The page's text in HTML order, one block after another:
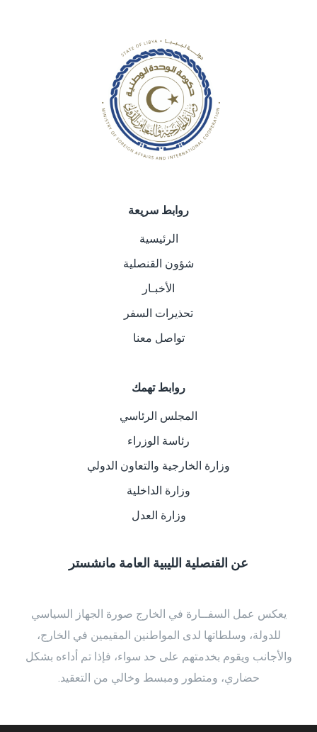
روابط سريعة
الرئيسية
شؤون القنصلية
الأخبـار
تحذيرات السفر
تواصل معنا
روابط تهمك
المجلس الرئاسي
رئاسة الوزراء
وزارة الخارجية والتعاون الدولي
وزارة الداخلية
وزارة العدل
عن القنصلية الليبية العامة مانشستر
يعكس عمل السفــارة في الخارج صورة الجهاز السياسي
للدولة، وسلطاتها لدى المواطنين المقيمين في الخارج،
والأجانب ويقوم بخدمتهم على حد سواء، فإذا تم أداءه بشكل
حضاري، ومتطور ومبسط وخالي من التعقيد.